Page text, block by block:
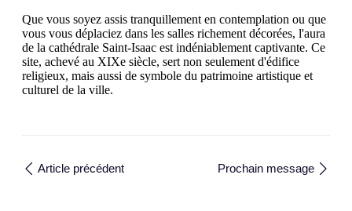
Que vous soyez assis tranquillement en contemplation ou que
vous vous déplaciez dans les salles richement décorées, l'aura
de la cathédrale Saint-Isaac est indéniablement captivante. Ce
site, achevé au XIXe siècle, sert non seulement d'édifice
religieux, mais aussi de symbole du patrimoine artistique et
culturel de la ville.
Article précédent Prochain message